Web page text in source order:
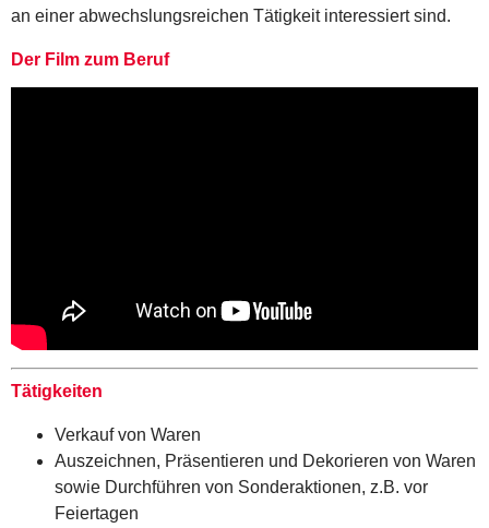
an einer abwechslungsreichen Tätigkeit interessiert sind.
Der Film zum Beruf
Tätigkeiten
Verkauf von Waren
Auszeichnen, Präsentieren und Dekorieren von Waren
sowie Durchführen von Sonderaktionen, z.B. vor
Feiertagen